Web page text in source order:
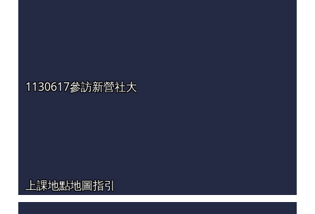
1130617參訪新營社大
上課地點地圖指引